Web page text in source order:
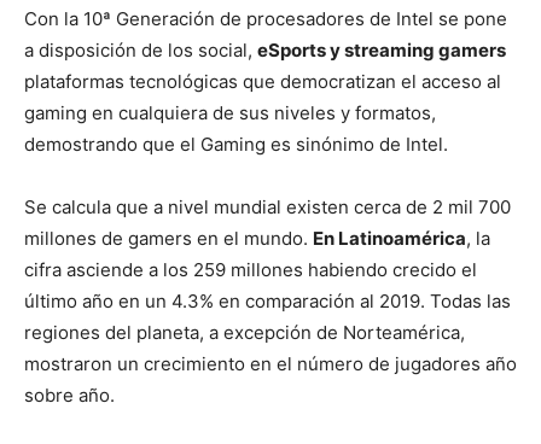
Con la 10ª Generación de procesadores de Intel se pone
a disposición de los social, eSports y streaming gamers
plataformas tecnológicas que democratizan el acceso al
gaming en cualquiera de sus niveles y formatos,
demostrando que el Gaming es sinónimo de Intel.
Se calcula que a nivel mundial existen cerca de 2 mil 700
millones de gamers en el mundo. En Latinoamérica, la
cifra asciende a los 259 millones habiendo crecido el
último año en un 4.3% en comparación al 2019. Todas las
regiones del planeta, a excepción de Norteamérica,
mostraron un crecimiento en el número de jugadores año
sobre año.